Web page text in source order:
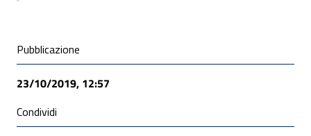
Condivisione social
Pubblicazione
23/10/2019, 12:57
Condividi